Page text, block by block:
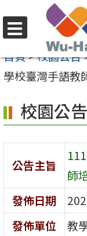
至
要
容
區
選
單
首頁>校園公告
學校臺灣手語教
校園公告
公告主旨
師
發佈日期
發佈單位
教